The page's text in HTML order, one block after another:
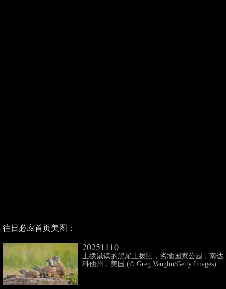
往日必应首页美图：
20251110
土拨鼠镇的黑尾土拨鼠，劣地国家公园，南达
科他州，美国 (© Greg Vaughn/Getty Images)